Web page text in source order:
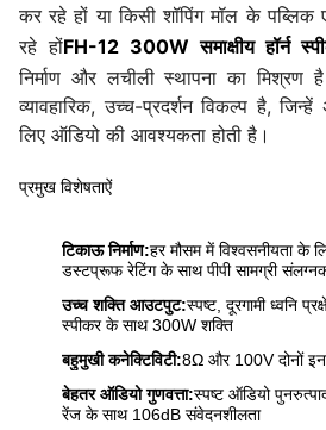
कर रहे हों या किसी शॉपिंग मॉल के
रहे होंFH-12 300W समाक्षीय हॉर्न
निर्माण और लचीली स्थापना का
व्यावहारिक, उच्च-प्रदर्शन विकल्प है,
लिए ऑडियो की आवश्यकता होती है।
प्रमुख विशेषताऐं
टिकाऊ निर्माण:हर मौसम में विश्वसनीयता के
डस्टप्रूफ रेटिंग के साथ पीपी सामग्री
उच्च शक्ति आउटपुट:स्पष्ट, दूरगामी ध्वनि
स्पीकर के साथ 300W शक्ति
बहुमुखी कनेक्टिविटी:8Ω और 100V दोनों
बेहतर ऑडियो गुणवत्ता:स्पष्ट ऑडियो
रेंज के साथ 106dB संवेदनशीलता